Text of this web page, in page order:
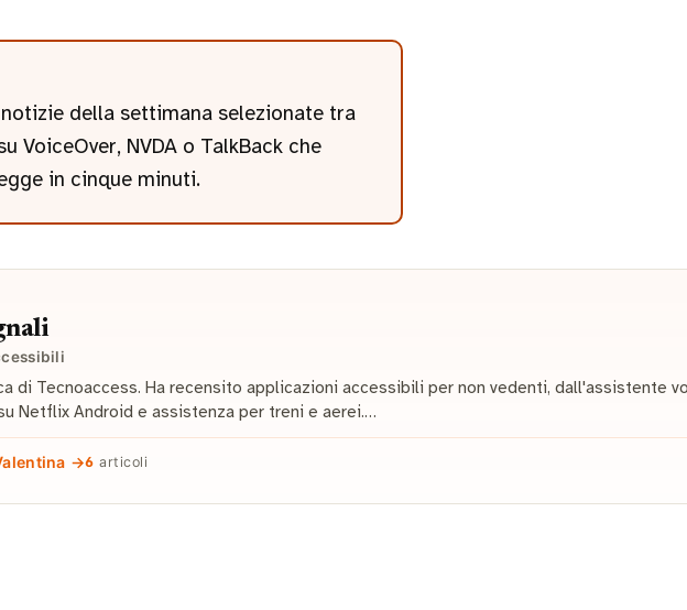
della settimana selezionate tra
VoiceOver, NVDA o TalkBack che
in cinque minuti.
di Tecnoaccess. Ha recensito applicazioni accessibili per non vedenti, dall'assistente
Netflix Android e assistenza per treni e aerei.…
→6 articoli